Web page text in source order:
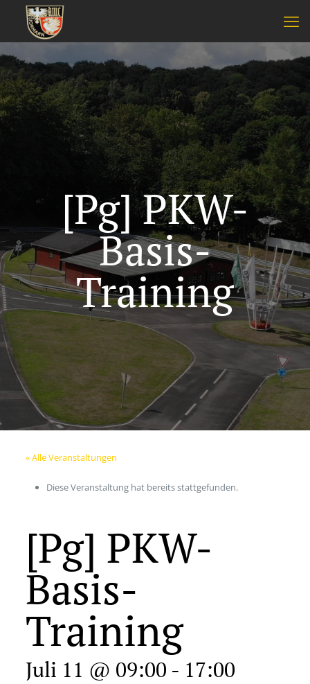
[Pg] PKW-
Basis-
Training
« Alle Veranstaltungen
Diese Veranstaltung hat bereits stattgefunden.
[Pg] PKW-
Basis-
Training
Juli 11 @ 09:00 - 17:00